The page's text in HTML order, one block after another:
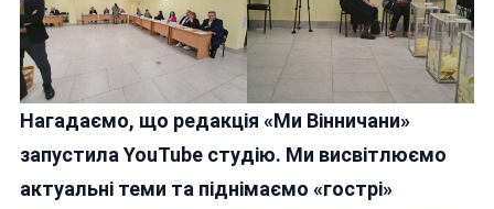
Нагадаємо, що редакція «Ми Вінничани»
запустила YouTube студію. Ми висвітлюємо
актуальні теми та піднімаємо «гострі»